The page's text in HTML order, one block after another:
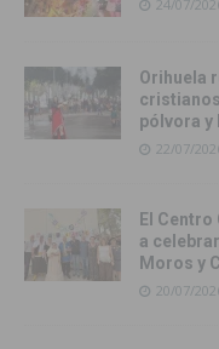
24/07/
Orihuela
pólvora y
22/07/
El Centro
a
Moros y
20/07/